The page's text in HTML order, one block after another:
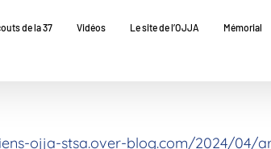
de la 37 Vidéos Le site de l’OJJA Mémorial
ojja-stsa.over-blog.com/2024/04/